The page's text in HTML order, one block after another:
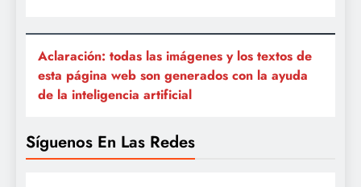
Aclaración: todas las imágenes y los textos de
esta página web son generados con la ayuda
de la inteligencia artificial
Síguenos En Las Redes